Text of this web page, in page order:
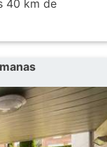
40 km de